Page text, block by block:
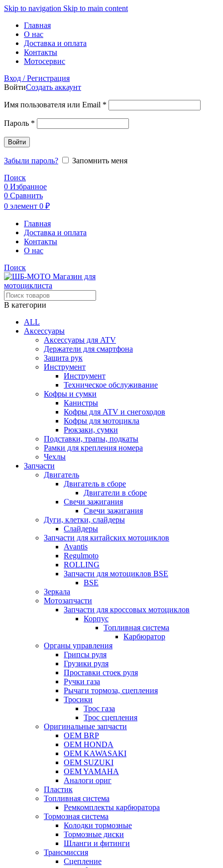
Skip to navigation Skip to main content
Главная
О нас
Доставка и оплата
Контакты
Мотосервис
Вход / Регистрация
ВойтиСоздать аккаунт
Имя пользователя или Email *
Пароль *
Войти
Забыли пароль?
Запомнить меня
Поиск
0 Избранное
0 Сравнить
0 элемент 0 ₽
Главная
Доставка и оплата
Контакты
О нас
Поиск
В категории
ALL
Аксессуары
Аксессуары для ATV
Держатели для смартфона
Защита рук
Инструмент
Инструмент
Техническое обслуживание
Кофры и сумки
Канистры
Кофры для ATV и снегоходов
Кофры для мотоцикла
Рюкзаки, сумки
Подставки, трапы, подкаты
Рамки для крепления номера
Чехлы
Запчасти
Двигатель
Двигатель в сборе
Двигатели в сборе
Свечи зажигания
Свечи зажигания
Дуги, клетки, слайдеры
Слайдеры
Запчасти для китайских мотоциклов
Avantis
Regulmoto
ROLLING
Запчасти для мотоциклов BSE
BSE
Зеркала
Мотозапчасти
Запчасти для кроссовых мотоциклов
Корпус
Топливная система
Карбюратор
Органы управления
Грипсы руля
Грузики руля
Проставки стоек руля
Ручки газа
Рычаги тормоза, сцепления
Тросики
Трос газа
Трос сцепления
Оригинальные запчасти
OEM BRP
OEM HONDA
OEM KAWASAKI
OEM SUZUKI
OEM YAMAHA
Аналоги ориг
Пластик
Топливная система
Ремкомплекты карбюратора
Тормозная система
Колодки тормозные
Тормозные диски
Шланги и фитинги
Трансмиссия
Cцепление